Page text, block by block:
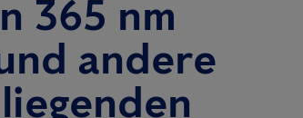
365 nm
andere